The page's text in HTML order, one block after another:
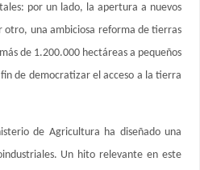
por un lado, la apertura a nuevos
otro, una ambiciosa reforma de tierras
de 1.200.000 hectáreas a pequeños
de democratizar el acceso a la tierra
de Agricultura ha diseñado una
Un hito relevante en este